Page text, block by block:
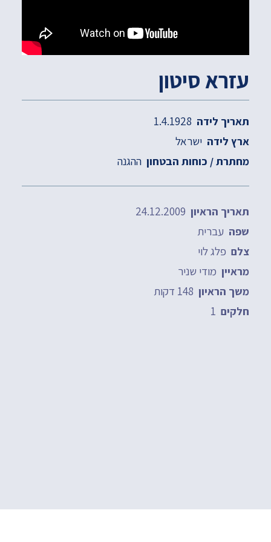
עזרא סיטון
תאריך לידה
ארץ לידה ישראל
מחתרת / כוחות הבטחון ההגנה
תאריך הראיון
שפה עברית
צלם פלג לוי
מראיין מודי שניר
משך הראיון
חלקים